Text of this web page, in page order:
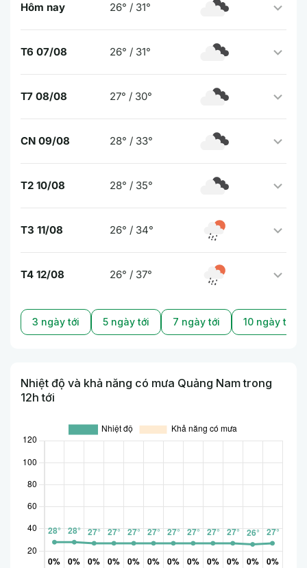
Hôm nay 26° / 31°
T6 07/08 26° / 31°
T7 08/08 27° / 30°
CN 09/08 28° / 33°
T2 10/08 28° / 35°
T3 11/08 26° / 34°
T4 12/08 26° / 37°
3 ngày tới 5 ngày tới 7 ngày tới 10 ngày tới
Nhiệt độ và khả năng có mưa Quảng Nam trong
12h tới